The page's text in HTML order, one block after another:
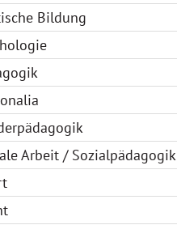
Bildung
Arbeit / Sozialpädagogik